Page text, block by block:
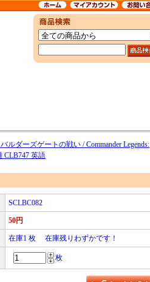
ルダーズゲートの戦い / Commander Legends:
CLB747 英語
SCLBC082
50円
在庫1 枚 在庫残りわずかです！
枚